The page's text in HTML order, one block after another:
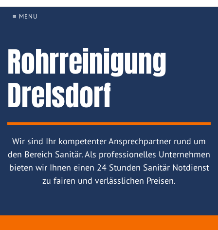
≡ MENU
Rohrreinigung
Drelsdorf
Wir sind Ihr kompetenter Ansprechpartner rund um
den Bereich Sanitär. Als professionelles Unternehmen
bieten wir Ihnen einen 24 Stunden Sanitär Notdienst
zu fairen und verlässlichen Preisen.